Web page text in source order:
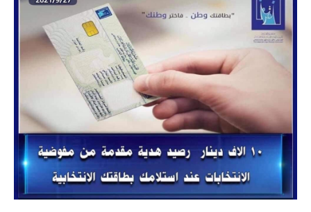
المرحلة الابتدائية
المرحلة المتوسطة
المرحلة الاعدادية
كتب مدرسية
المرحلة الابتدائية
المرحلة المتوسطة
المرحلة الاعدادية